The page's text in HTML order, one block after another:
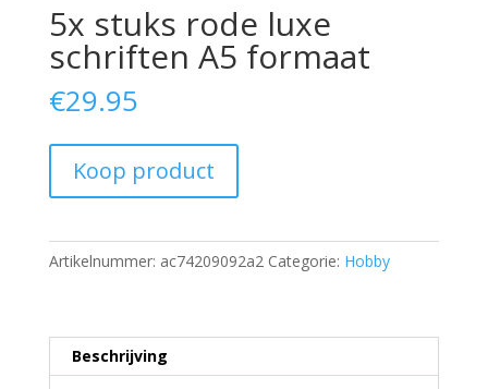
5x stuks rode luxe
schriften A5 formaat
€29.95
Koop product
Artikelnummer: ac74209092a2 Categorie: Hobby
Beschrijving